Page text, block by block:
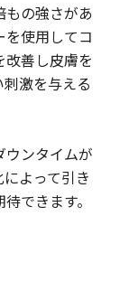
もの強さがあ
使用してコ
善し皮膚を
激を与える
ウンタイムが
よって引き
できます。